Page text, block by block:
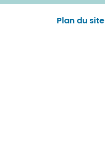
Plan du site